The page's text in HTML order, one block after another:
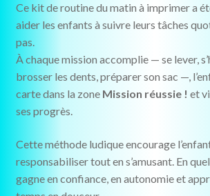
Ce kit de routine du matin à imprimer a
aider les enfants à suivre leurs tâches
pas.
À chaque mission accomplie — se lever,
brosser les dents, préparer son sac —,
carte dans la zone Mission réussie ! et
ses progrès.
Cette méthode ludique encourage
responsabiliser tout en s’amusant. En
gagne en confiance, en autonomie et